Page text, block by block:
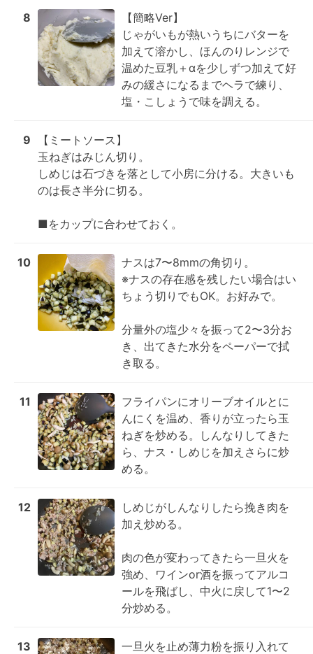
8
【簡略Ver】
じゃがいもが熱いうちにバターを
加えて溶かし、ほんのりレンジで
温めた豆乳＋αを少しずつ加えて好
みの緩さになるまでヘラで練り、
塩・こしょうで味を調える。
9
【ミートソース】
玉ねぎはみじん切り。
しめじは石づきを落として小房に分ける。大きいも
のは長さ半分に切る。
■をカップに合わせておく。
10
ナスは7〜8mmの角切り。
※ナスの存在感を残したい場合はい
ちょう切りでもOK。お好みで。
分量外の塩少々を振って2〜3分お
き、出てきた水分をペーパーで拭
き取る。
11
フライパンにオリーブオイルとに
んにくを温め、香りが立ったら玉
ねぎを炒める。しんなりしてきた
ら、ナス・しめじを加えさらに炒
める。
12
しめじがしんなりしたら挽き肉を
加え炒める。
肉の色が変わってきたら一旦火を
強め、ワインor酒を振ってアルコ
ールを飛ばし、中火に戻して1〜2
分炒める。
13
一旦火を止め薄力粉を振り入れて